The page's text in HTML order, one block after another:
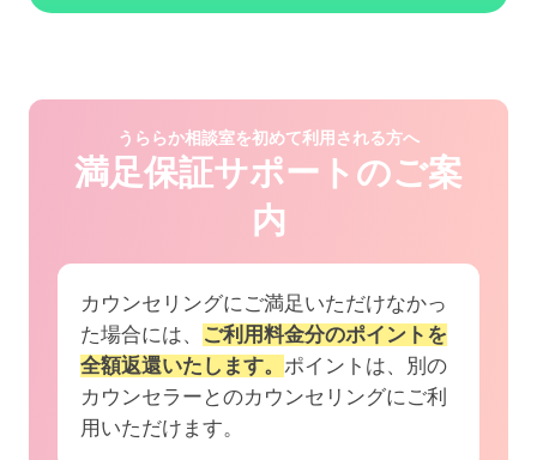
うららか相談室を初めて利用される方へ
満足保証サポートのご案
内
カウンセリングにご満足いただけなかっ
た場合には、
ご利用料金分のポイントを
全額返還いたします。 ポイントは、別の
カウンセラーとのカウンセリングにご利
用いただけます。